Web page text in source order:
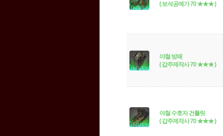
( 보석공예가 70 ★★★ )
야철 방패
( 갑주제작사 70 ★★★ )
야철 수호자 건틀릿
( 갑주제작사 70 ★★★ )